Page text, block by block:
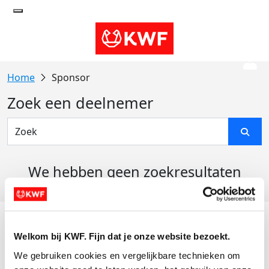
Welkom bij KWF. Fijn dat je onze website bezoekt.
We gebruiken cookies en vergelijkbare technieken om
Sponsor
Zoek een deelnemer
We hebben geen zoekresultaten
Actiematerialen
Evenementen